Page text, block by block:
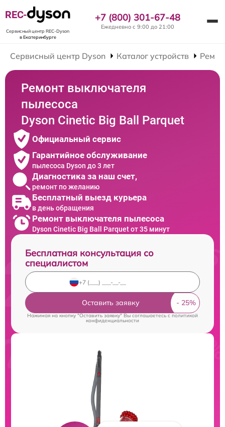
REC-
Сервисный центр REC-Dyson
в Екатеринбурге
+7 (800) 301-67-48
Ежедневно с 9:00 до 21:00
Сервисный центр Dyson Каталог устройств
Ремонт выключателя
пылесоса
Dyson Cinetic Big Ball Parquet
Официальный сервис
Гарантийное обслуживание
пылесоса Dyson до 3 лет
Диагностика за наш счет,
ремонт по желанию
Бесплатный выезд курьера
в день обращения
Ремонт выключателя пылесоса
Dyson Cinetic Big Ball Parquet от 35 минут
Бесплатная консультация со
специалистом
Оставить заявку
Нажимая на кнопку "Оставить заявку" Вы соглашаетесь cполитикой
конфиденциальности